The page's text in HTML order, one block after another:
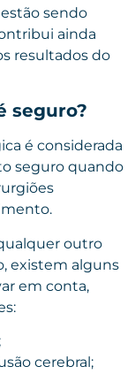
sendo
ainda
resultados do
seguro?
é considerada
seguro quando
outro
existem alguns
em conta,
cerebral;